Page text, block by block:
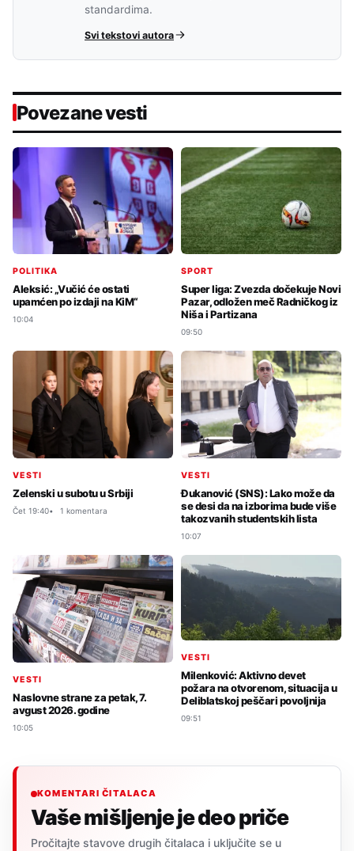
standardima.
Svi tekstovi autora
Povezane vesti
POLITIKA
Aleksić: „Vučić će ostati
upamćen po izdaji na KiM“
10:04
SPORT
Super liga: Zvezda dočekuje Novi
Pazar, odložen meč Radničkog iz
Niša i Partizana
09:50
VESTI
Zelenski u subotu u Srbiji
Čet 19:40 1 komentara
VESTI
Đukanović (SNS): Lako može da
se desi da na izborima bude više
takozvanih studentskih lista
10:07
VESTI
Naslovne strane za petak, 7.
avgust 2026. godine
10:05
VESTI
Milenković: Aktivno devet
požara na otvorenom, situacija u
Deliblatskoj peščari povoljnija
09:51
KOMENTARI ČITALACA
Vaše mišljenje je deo priče
Pročitajte stavove drugih čitalaca i uključite se u